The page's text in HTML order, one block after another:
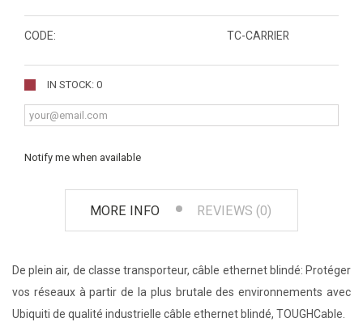
CODE: TC-CARRIER
IN STOCK: 0
Notify me when available
MORE INFO REVIEWS (0)
De plein air, de classe transporteur, câble ethernet blindé: Protéger
vos réseaux à partir de la plus brutale des environnements avec
Ubiquiti de qualité industrielle câble ethernet blindé, TOUGHCable.